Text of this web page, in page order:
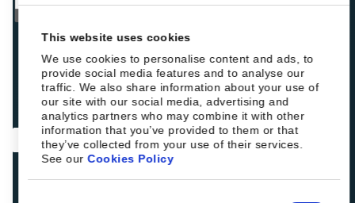
This website uses cookies
We use cookies to personalise content and ads, to
provide social media features and to analyse our
traffic. We also share information about your use of
our site with our social media, advertising and
analytics partners who may combine it with other
information that you’ve provided to them or that
they’ve collected from your use of their services.
See ourCookies Policy